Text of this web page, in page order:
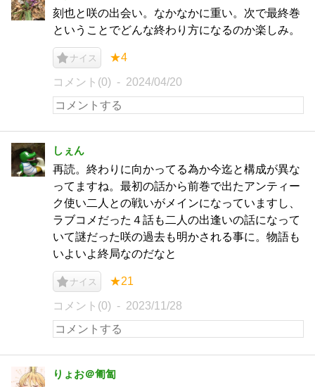
刻也と咲の出会い。なかなかに重い。次で最終巻
ということでどんな終わり方になるのか楽しみ。
ナイス ★4
コメント(0) 2024/04/20
しぇん
再読。終わりに向かってる為か今迄と構成が異な
ってますね。最初の話から前巻で出たアンティー
ク使い二人との戦いがメインになっていますし、
ラブコメだった４話も二人の出逢いの話になって
いて謎だった咲の過去も明かされる事に。物語も
いよいよ終局なのだなと
ナイス ★21
コメント(0) 2023/11/28
りょお＠匍匐